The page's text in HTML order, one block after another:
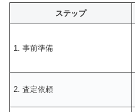
ステップ
1. 事前準備
2. 査定依頼